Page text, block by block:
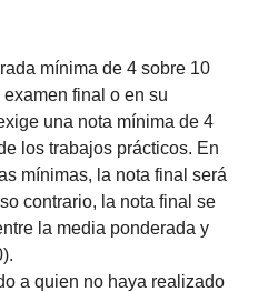
mínima de 4 sobre 10
final o en su
una nota mínima de 4
los trabajos prácticos. En
mínimas, la nota final será
contrario, la nota final se
la media ponderada y
a quien no haya realizado